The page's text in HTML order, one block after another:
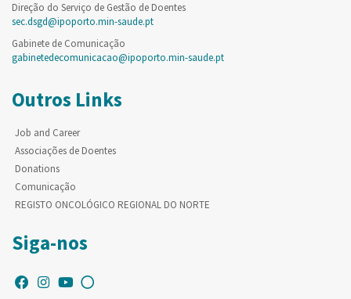
Direção do Serviço de Gestão de Doentes
sec.dsgd@ipoporto.min-saude.pt
Gabinete de Comunicação
gabinetedecomunicacao@ipoporto.min-saude.pt
Outros Links
Job and Career
Associações de Doentes
Donations
Comunicação
REGISTO ONCOLÓGICO REGIONAL DO NORTE
Siga-nos